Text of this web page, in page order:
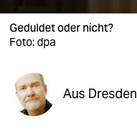
verlag
verlag
veranstaltungen
shop
Geduldet oder nicht?
Foto: dpa
Aus Dresden